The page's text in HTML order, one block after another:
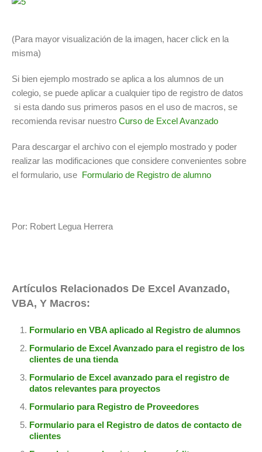
(Para mayor visualización de la imagen, hacer click en la
misma)
Si bien ejemplo mostrado se aplica a los alumnos de un
colegio, se puede aplicar a cualquier tipo de registro de datos
si esta dando sus primeros pasos en el uso de macros, se
recomienda revisar nuestro Curso de Excel Avanzado
Para descargar el archivo con el ejemplo mostrado y poder
realizar las modificaciones que considere convenientes sobre
el formulario, use Formulario de Registro de alumno
Por: Robert Legua Herrera
Artículos Relacionados De Excel Avanzado,
VBA, Y Macros:
Formulario en VBA aplicado al Registro de alumnos
Formulario de Excel Avanzado para el registro de los
clientes de una tienda
Formulario de Excel avanzado para el registro de
datos relevantes para proyectos
Formulario para Registro de Proveedores
Formulario para el Registro de datos de contacto de
clientes